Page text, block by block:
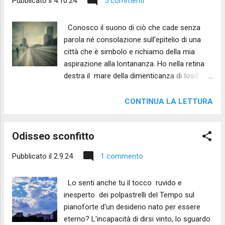
Conosco il suono di ciò che cade senza
parola né consolazione sull'epitelio di una
città che è simbolo e richiamo della mia
aspirazione alla lontananza. Ho nella retina
destra il mare della dimenticanza di Iosif
risuonano dell'urlo di Odisseo disperso tra i
CONTINUA LA LETTURA
Odisseo sconfitto
Pubblicato il 2.9.24 1 commento
Lo senti anche tu il tocco ruvido e
inesperto dei polpastrelli del Tempo sul
pianoforte d'un desiderio nato per essere
eterno? L'incapacità di dirsi vinto, lo sguardo